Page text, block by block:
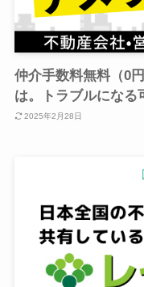
仲介手数料無料（0
は。トラブルになる
2025年2月28日